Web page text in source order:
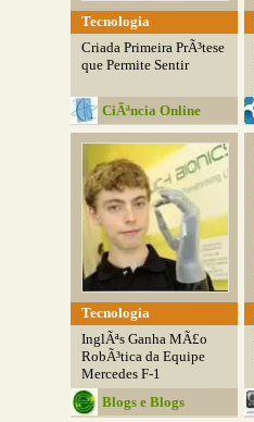
Tecnologia
Criada Primeira PrÃ³tese
que Permite Sentir
CiÃªncia Online
Tecnologia
InglÃªs Ganha MÃ£o
RobÃ³tica da Equipe
Mercedes F-1
Blogs e Blogs